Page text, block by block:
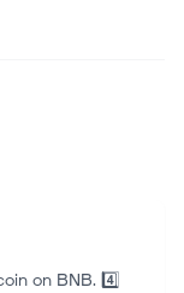
on BNB. 4️⃣